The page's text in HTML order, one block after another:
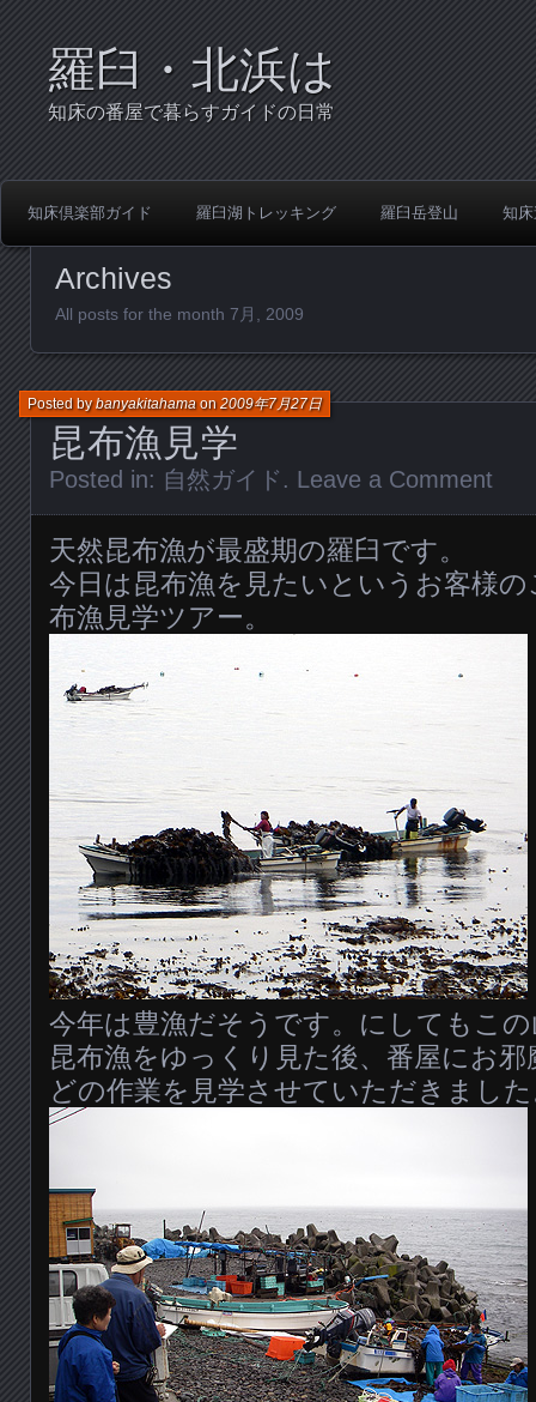
羅臼・北浜は
知床の番屋で暮らすガイドの日常
知床倶楽部ガイド 羅臼湖トレッキング 羅臼岳登山 知
Archives
All posts for the month 7月, 2009
昆布漁見学
Posted bybanyakitahamaon2009年7月27日
Posted in: 自然ガイド . Leave a Comment
天然昆布漁が最盛期の羅臼です。
今日は昆布漁を見たいというお客様
布漁見学ツアー。
今年は豊漁だそうです。にしてもこ
昆布漁をゆっくり見た後、番屋にお
どの作業を見学させていただきまし